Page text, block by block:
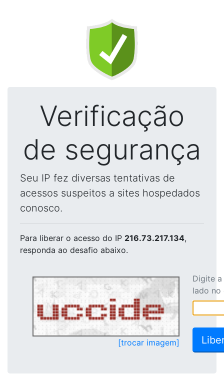
Verificação
de segurança
Seu IP fez diversas tentativas de
acessos suspeitos a sites hospedados
conosco.
Para liberar o acesso do IP 216.73.217.134,
responda ao desafio abaixo.
[trocar imagem]
Digite
lado no